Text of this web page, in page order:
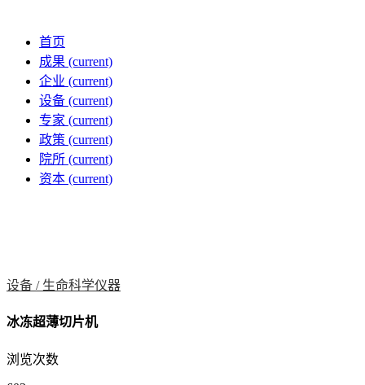
首页
成果 (current)
企业 (current)
设备 (current)
专家 (current)
政策 (current)
院所 (current)
资本 (current)
设备 / 生命科学仪器
冰冻超薄切片机
浏览次数